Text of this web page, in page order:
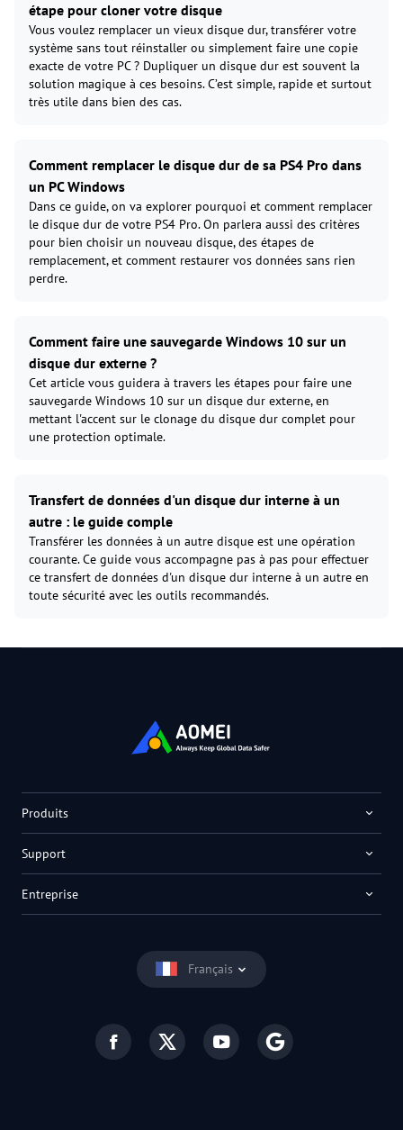
étape pour cloner votre disque
Vous voulez remplacer un vieux disque dur, transférer votre
système sans tout réinstaller ou simplement faire une copie
exacte de votre PC ? Dupliquer un disque dur est souvent la
solution magique à ces besoins. C’est simple, rapide et surtout
très utile dans bien des cas.
Comment remplacer le disque dur de sa PS4 Pro dans
un PC Windows
Dans ce guide, on va explorer pourquoi et comment remplacer
le disque dur de votre PS4 Pro. On parlera aussi des critères
pour bien choisir un nouveau disque, des étapes de
remplacement, et comment restaurer vos données sans rien
perdre.
Comment faire une sauvegarde Windows 10 sur un
disque dur externe ?
Cet article vous guidera à travers les étapes pour faire une
sauvegarde Windows 10 sur un disque dur externe, en
mettant l'accent sur le clonage du disque dur complet pour
une protection optimale.
Transfert de données d'un disque dur interne à un
autre : le guide comple
Transférer les données à un autre disque est une opération
courante. Ce guide vous accompagne pas à pas pour effectuer
ce transfert de données d'un disque dur interne à un autre en
toute sécurité avec les outils recommandés.
Français
Produits
Support
Entreprise